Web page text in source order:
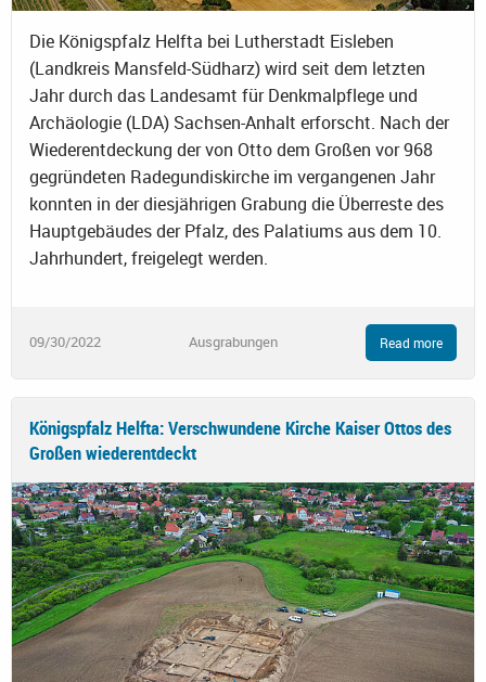
Die Königspfalz Helfta bei Lutherstadt Eisleben
(Landkreis Mansfeld-Südharz) wird seit dem letzten
Jahr durch das Landesamt für Denkmalpflege und
Archäologie (LDA) Sachsen-Anhalt erforscht. Nach der
Wiederentdeckung der von Otto dem Großen vor 968
gegründeten Radegundiskirche im vergangenen Jahr
konnten in der diesjährigen Grabung die Überreste des
Hauptgebäudes der Pfalz, des Palatiums aus dem 10.
Jahrhundert, freigelegt werden.
09/30/2022 Ausgrabungen Read more
Königspfalz Helfta: Verschwundene Kirche Kaiser Ottos des
Großen wiederentdeckt